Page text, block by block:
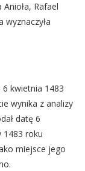
Rafael
wyznaczyła
6 kwietnia 1483
wynika z analizy
datę 6
1483 roku
miejsce jego